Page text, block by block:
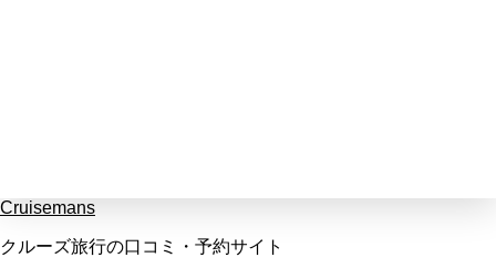
Cruisemans
クルーズ旅行の口コミ・予約サイト